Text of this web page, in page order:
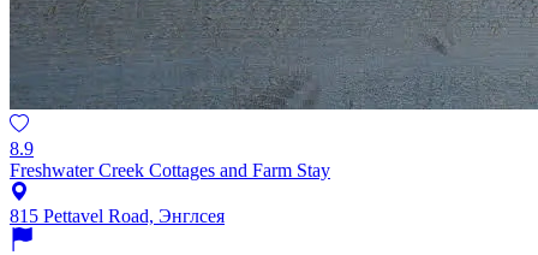
8.9
Freshwater Creek Cottages and Farm Stay
815 Pettavel Road, Энглсея